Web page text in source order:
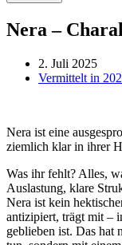
Nera –
2. Juli 2025
Vermittelt in
Nera ist eine
ziemlich klar in ihrer
Was ihr fehlt? Alles,
Auslastung, klare
Nera ist kein
antizipiert, trägt mit –
geblieben ist. Das hat